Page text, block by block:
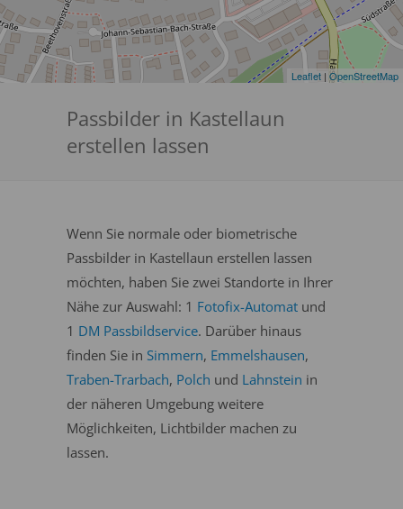
Leaflet | OpenStreetMap
Passbilder in Kastellaun
erstellen lassen
Wenn Sie normale oder biometrische
Passbilder in Kastellaun erstellen lassen
möchten, haben Sie zwei Standorte in Ihrer
Nähe zur Auswahl: 1 Fotofix-Automat und
1 DM Passbildservice. Darüber hinaus
finden Sie in Simmern, Emmelshausen,
Traben-Trarbach, Polch und Lahnstein in
der näheren Umgebung weitere
Möglichkeiten, Lichtbilder machen zu
lassen.